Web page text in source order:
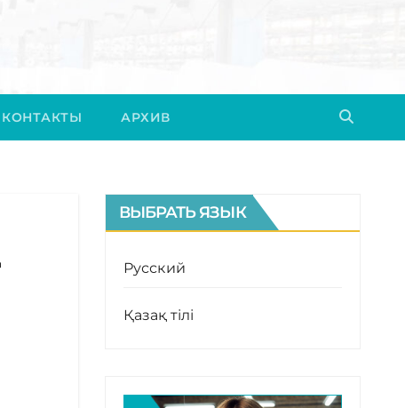
КОНТАКТЫ АРХИВ
ВЫБРАТЬ ЯЗЫК
Русский
Қазақ тілі